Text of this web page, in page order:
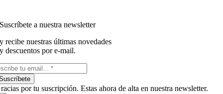
Suscríbete a nuestra newsletter
y recibe nuestras últimas novedades
y descuentos por e-mail.
por tu suscripción. Estas ahora de alta en nuestra newsletter.